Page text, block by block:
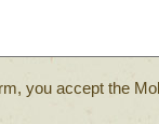
you accept the